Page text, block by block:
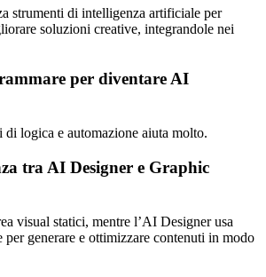
strumenti di intelligenza artificiale per
soluzioni creative, integrandole nei
per diventare AI
di logica e automazione aiuta molto.
tra AI Designer e Graphic
visual statici, mentre l’AI Designer usa
generare e ottimizzare contenuti in modo